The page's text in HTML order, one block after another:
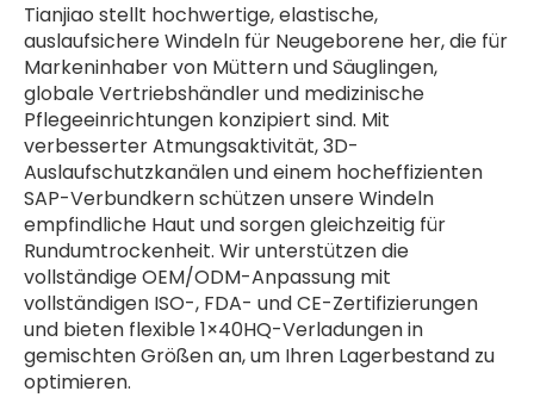
Tianjiao stellt hochwertige, elastische,
auslaufsichere Windeln für Neugeborene her, die für
Markeninhaber von Müttern und Säuglingen,
globale Vertriebshändler und medizinische
Pflegeeinrichtungen konzipiert sind. Mit
verbesserter Atmungsaktivität, 3D-
Auslaufschutzkanälen und einem hocheffizienten
SAP-Verbundkern schützen unsere Windeln
empfindliche Haut und sorgen gleichzeitig für
Rundumtrockenheit. Wir unterstützen die
vollständige OEM/ODM-Anpassung mit
vollständigen ISO-, FDA- und CE-Zertifizierungen
und bieten flexible 1×40HQ-Verladungen in
gemischten Größen an, um Ihren Lagerbestand zu
optimieren.